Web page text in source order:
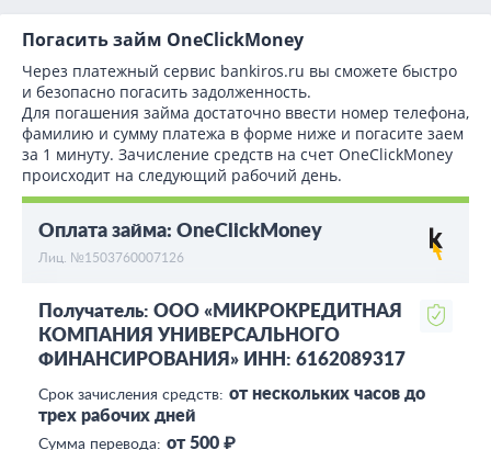
Погасить займ OneClickMoney
Через платежный сервис bаnkiros.ru вы сможете быстро
и безопасно погасить задолженность.
Для погашения займа достаточно ввести номер телефона,
фамилию и сумму платежа в форме ниже и погасите заем
за 1 минуту. Зачисление средств на счет OneClickMoney
происходит на следующий рабочий день.